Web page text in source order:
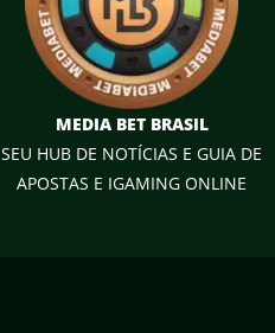
MEDIA BET BRASIL
SEU HUB DE NOTÍCIAS E GUIA DE
APOSTAS E IGAMING ONLINE